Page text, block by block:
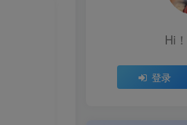
Hi
登录